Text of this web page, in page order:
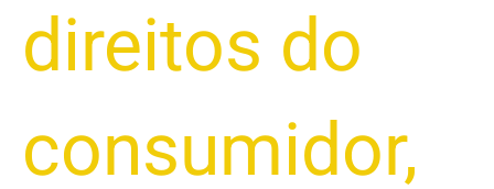
direitos do
consumidor,